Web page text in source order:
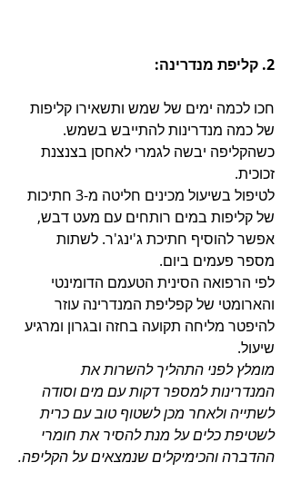
2. קליפת מנדרינה:
חכו לכמה ימים של שמש ותשאירו קליפות
של כמה מנדרינות להתייבש בשמש.
כשהקליפה יבשה לגמרי לאחסן בצנצנת
זכוכית.
לטיפול בשיעול מכינים חליטה מ-3 חתיכות
של קליפות במים רותחים עם מעט דבש,
אפשר להוסיף חתיכת ג'ינג'ר. לשתות
מספר פעמים ביום.
לפי הרפואה הסינית הטעמם הדומינטי
והארומטי של קפליפת המנדרינה עוזר
להיפטר מליחה תקועה בחזה ובגרון ומרגיע
שיעול.
מומלץ לפני התהליך להשרות את
המנדרינות למספר דקות עם מים וסודה
לשתייה ולאחר מכן לשטוף טוב עם כרית
לשטיפת כלים על מנת להסיר את חומרי
ההדברה והכימיקלים שנמצאים על הקליפה.